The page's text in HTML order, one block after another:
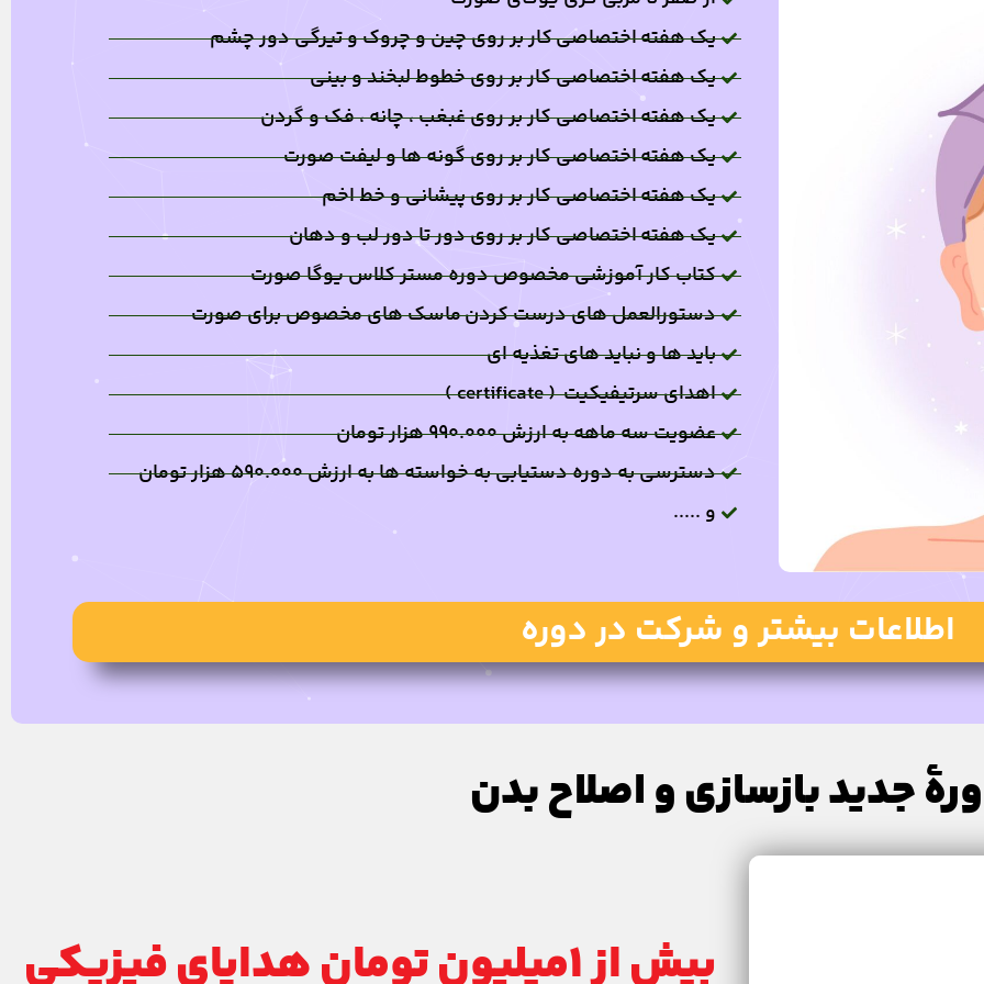
یک هفته اختصاصی کار بر روی چین و چروک و تیرگی دور چشم
یک هفته اختصاصی کار بر روی خطوط لبخند و بینی
یک هفته اختصاصی کار بر روی غبغب ، چانه ، فک و گردن
یک هفته اختصاصی کار بر روی گونه ها و لیفت صورت
یک هفته اختصاصی کار بر روی پیشانی و خط اخم
یک هفته اختصاصی کار بر روی دور تا دور لب و دهان
کتاب کار آموزشی مخصوص دوره مستر کلاس یوگا صورت
دستورالعمل های درست کردن ماسک های مخصوص برای صورت
باید ها و نباید های تغذیه ای
اهدای سرتیفیکیت ( certificate )
عضویت سه ماهه به ارزش ۹۹۰.۰۰۰ هزار تومان
دسترسی به دوره دستیابی به خواسته ها به ارزش ۵۹۰.۰۰۰ هزار تومان
و .....
اطلاعات بیشتر و شرکت در دوره
جدید بازسازی و اصلاح بدن
بیش از ۱میلیون تومان هدایای فیزیکی